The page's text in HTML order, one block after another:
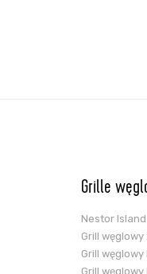
Grille
Nestor Island
Grill
Grill węglowy
Grill